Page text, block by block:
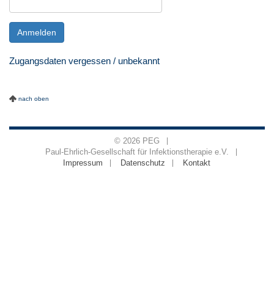
Anmelden
Zugangsdaten vergessen / unbekannt
nach oben
© 2026 PEG
Paul-Ehrlich-Gesellschaft für Infektionstherapie e.V.
Impressum
Datenschutz Kontakt